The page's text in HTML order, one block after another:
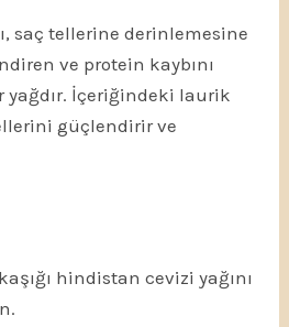
saç tellerine derinlemesine
ve protein kaybını
yağdır. İçeriğindeki laurik
güçlendirir ve
hindistan cevizi yağını